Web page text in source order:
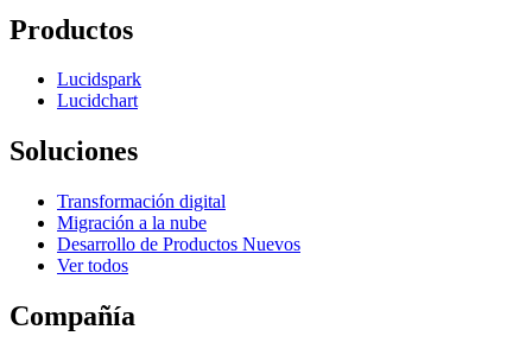
Productos
Lucidspark
Lucidchart
Soluciones
Transformación digital
Migración a la nube
Desarrollo de Productos Nuevos
Ver todos
Compañía